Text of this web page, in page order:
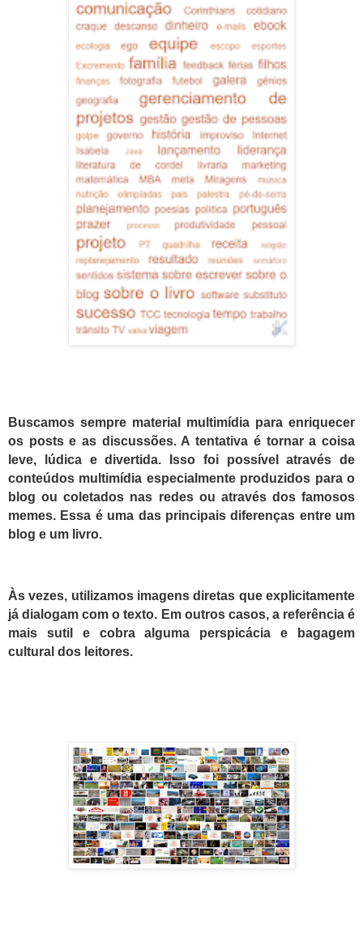
Buscamos sempre material multimídia para enriquecer
os posts e as discussões. A tentativa é tornar a coisa
leve, lúdica e divertida. Isso foi possível através de
conteúdos multimídia especialmente produzidos para o
blog ou coletados nas redes ou através dos famosos
memes. Essa é uma das principais diferenças entre um
blog e um livro.
Às vezes, utilizamos imagens diretas que explicitamente
já dialogam com o texto. Em outros casos, a referência é
mais sutil e cobra alguma perspicácia e bagagem
cultural dos leitores.